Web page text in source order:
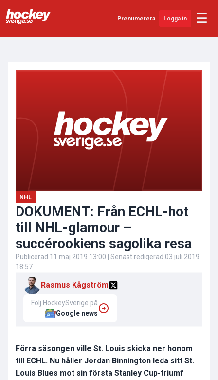
Prenumerera Logga in ☰
NHL
DOKUMENT: Från ECHL-hot
till NHL-glamour –
succérookiens sagolika resa
Publicerad 11 maj 2019 13:00 | Senast redigerad 03 juli 2019
18:57
Rasmus Kågström
Följ HockeySverige på
Google news
Förra säsongen ville St. Louis skicka ner honom
till ECHL. Nu håller Jordan Binnington leda sitt St.
Louis Blues mot sin första Stanley Cup-triumf